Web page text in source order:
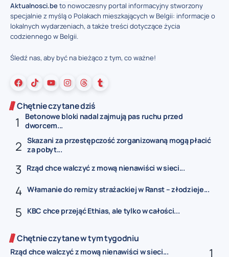
Aktualnosci.beto nowoczesny portal informacyjny stworzony
specjalnie z myślą o Polakach mieszkających w Belgii: informacje o
lokalnych wydarzeniach, a także treści dotyczące życia
codziennego w Belgii.
Śledź nas, aby być na bieżąco z tym, co ważne!
Chętnie czytane dziś
Betonowe bloki nadal zajmują pas ruchu przed
dworcem...
Skazani za przestępczość zorganizowaną mogą płacić
za pobyt...
Rząd chce walczyć z mową nienawiści w sieci...
Włamanie do remizy strażackiej w Ranst – złodzieje...
KBC chce przejąć Ethias, ale tylko w całości...
Chętnie czytane w tym tygodniu
Rząd chce walczyć z mową nienawiści w sieci...